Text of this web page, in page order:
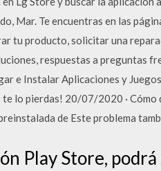
Mar. Te encuentras en las
tu producto, solicitar una
respuestas a preguntas
e Instalar Aplicaciones y Juegos
lo pierdas! 20/07/2020 · Cómo
de Este problema
Play Store,